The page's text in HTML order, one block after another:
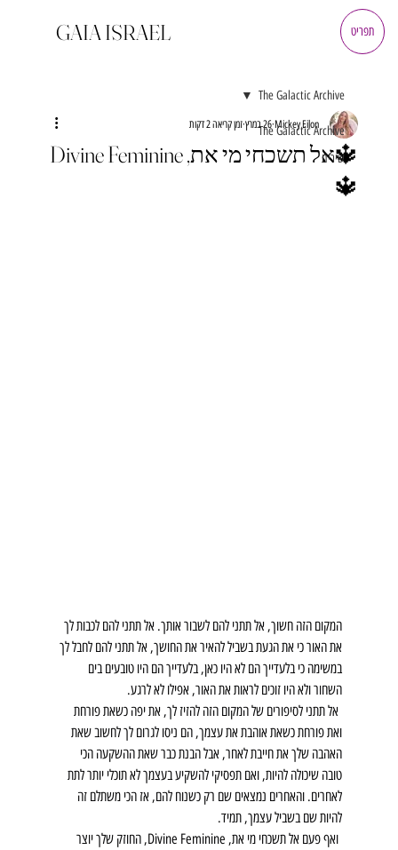
GAIA ISRAEL תפריט
The Galactic Archive
שירים
The Galactic Archive
🔱אל תשכחי מי את, Divine Feminine
🔱
Mickey Eilon 26 במרץ זמן קריאה 2 דקות
המקום הזה חשוך, אל תתני להם לשבור אותך. אל תתני להם לכבות לך
את האור כי את הגעת בשביל להאיר את החושך, אל תתני להם לחבל לך
במשימה כי בלעדייך הם לא היו כאן, בלעדייך הם היו טובעים בים
השחור ולא היו זוכים לראות את האור, אפילו לא לרגע.
אל תתני לסיפורים של המקום הזה להזיז לך, את יפה כשאת פורחת
ואת פורחת כשאת אוהבת את עצמך, הם ניסו לגרום לך לחשוב שאת
האהבה שלך את חייבת לאחר, אבל הבנת כבר שאת ההשקעה הכי
טובה שיכולה להיות, ואם תפסיקי להשקיע בעצמך לא תוכלי יותר לתת
לאחרים. והאחרים נמצאים שם רק כשנוח להם, אז הכי משתלם זה
להיות שם בשביל עצמך, תמיד.
ואף פעם אל תשכחי מי את, Divine Feminine, החוזק שלך יוצר